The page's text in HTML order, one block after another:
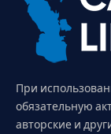
При
обязательную
авторские и